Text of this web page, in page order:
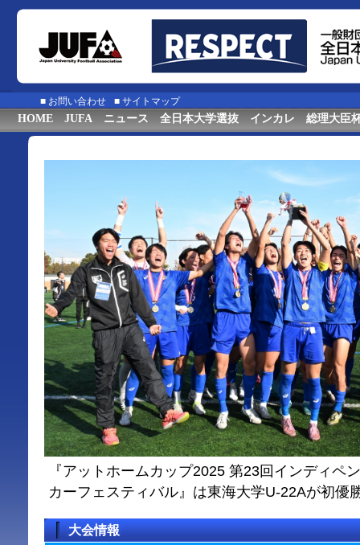
■ お問い合わせ ■ サイトマップ
HOME JUFA ニュース 全日本大学選抜 インカレ 総理大臣
『アットホームカップ2025 第23回インディペ
カーフェスティバル』は東海大学U-22Aが初優
大会情報